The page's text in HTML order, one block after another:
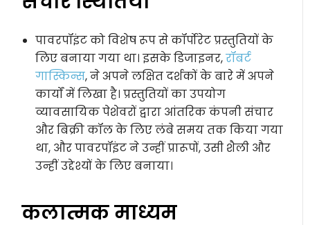
पावरपॉइंट को विशेष रूप से कॉर्पोरेट प्रस्तुतियों के
लिए बनाया गया था। इसके डिजाइनर,रॉबर्ट
गास्किन्स, ने अपने लक्षित दर्शकों के बारे में अपने
कार्यों में लिखा है। प्रस्तुतियों का उपयोग
व्यावसायिक पेशेवरों द्वारा आंतरिक कंपनी संचार
और बिक्री कॉल के लिए लंबे समय तक किया गया
था, और पावरपॉइंट ने उन्हीं प्रारूपों, उसी शैली और
उन्हीं उद्देश्यों के लिए बनाया।
कलात्मक माध्यम